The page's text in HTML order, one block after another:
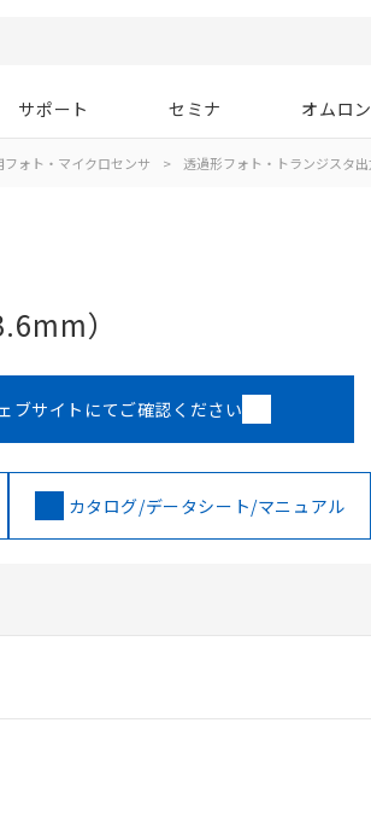
サポート セミナ オムロ
ォト・マイクロセンサ > 透過形フォト・トランジスタ
）
ブサイトにてご確認ください
カタログ/データシート/マニュアル